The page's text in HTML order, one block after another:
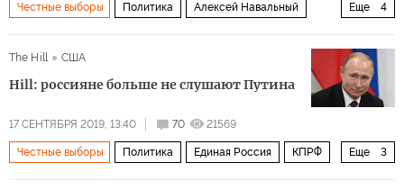
Еще 4
Честные выборы Политика Алексей Навальный
выборы в Мосгордуму 8 сентября 2019
The Hill США
Hill: россияне больше не слушают Путина
17 СЕНТЯБРЯ 2019, 13:40 70 21569
Еще 3
Честные выборы Политика Единая Россия КПРФ